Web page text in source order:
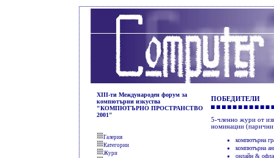
XIII-ти Международен форум за
компютърни изкуства
"КОМПЮТЪРНО ПРОСТРАНСТВО
2001"
Галерия
Категории
Жури
ПОБЕДИТЕЛИ
5-членно жури от
номинации (парични
компютърна
компютърна
онлайн &